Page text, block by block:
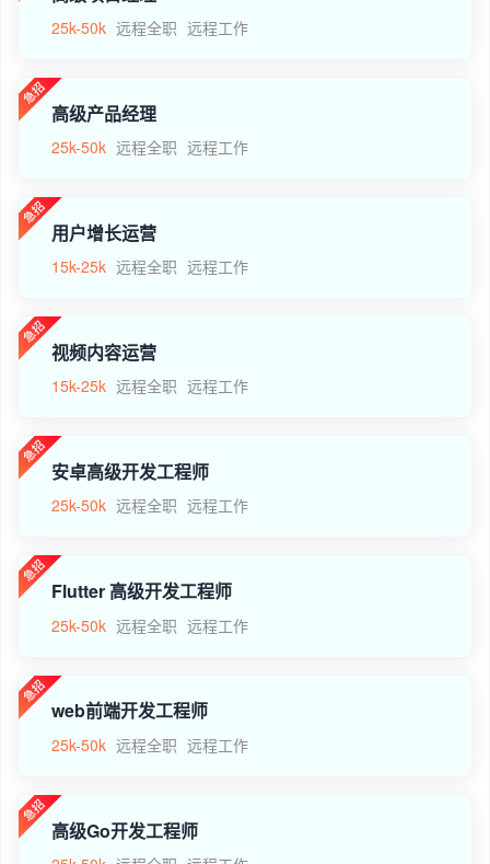
25k-50k 远程全职 远程工作
高级产品经理
25k-50k 远程全职 远程工作
用户增长运营
15k-25k 远程全职 远程工作
视频内容运营
15k-25k 远程全职 远程工作
安卓高级开发工程师
25k-50k 远程全职 远程工作
Flutter 高级开发工程师
25k-50k 远程全职 远程工作
web前端开发工程师
25k-50k 远程全职 远程工作
高级Go开发工程师